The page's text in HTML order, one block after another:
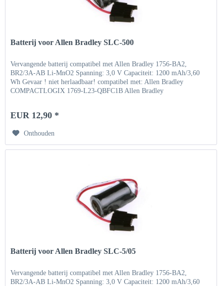
Batterij voor Allen Bradley SLC-500
Vervangende batterij compatibel met Allen Bradley 1756-BA2,
BR2/3A-AB Li-MnO2 Spanning: 3,0 V Capaciteit: 1200 mAh/3,60
Wh Gevaar ! niet herlaadbaar! compatibel met: Allen Bradley
COMPACTLOGIX 1769-L23-QBFC1B Allen Bradley
EUR 12,90 *
Onthouden
Batterij voor Allen Bradley SLC-5/05
Vervangende batterij compatibel met Allen Bradley 1756-BA2,
BR2/3A-AB Li-MnO2 Spanning: 3,0 V Capaciteit: 1200 mAh/3,60